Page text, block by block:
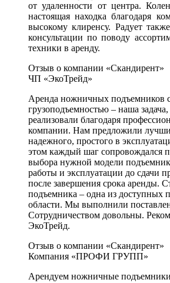
от удаленности от центра.
настоящая находка благодаря
высокому клиренсу. Радует
консультации по поводу
техники в аренду.
Отзыв о компании «Скандирент»
ЧП «ЭкоТрейд»
Аренда ножничных подъемников
грузоподъемностью – наша
реализовали благодаря
компании. Нам предложили
надежного, простого в
этом каждый шаг сопровождался
выбора нужной модели
работы и эксплуатации до сдачи
после завершения срока аренды.
подъемника – одна из доступных
области. Мы выполнили
Сотрудничеством довольны.
ЭкоТрейд.
Отзыв о компании «Скандирент»
Компания «ПРОФИ ГРУПП»
Арендуем ножничные